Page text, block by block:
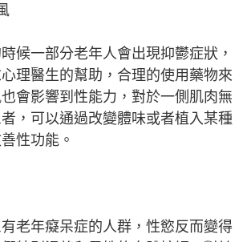
候一部分老年人會出現抑鬱症狀，
理醫生的幫助，合理的使用藥物來
會影響到性能力，對於一側肌肉無
，可以通過改變體味或者植入某種
性功能。
老年癡呆症的人群，性慾反而變得